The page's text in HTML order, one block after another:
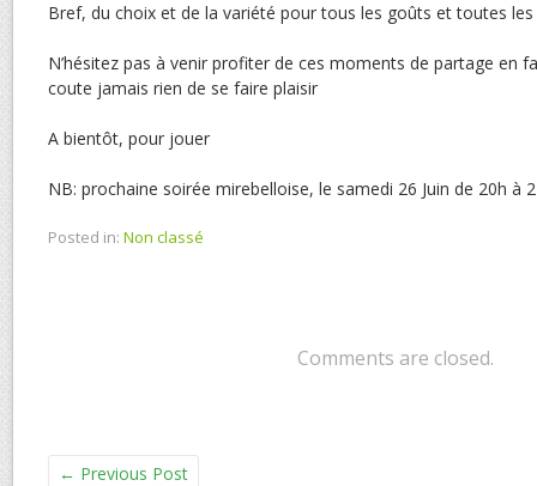
Bref, du choix et de la variété pour tous les goûts et toutes
N’hésitez pas à venir profiter de ces moments de partage en
coute jamais rien de se faire plaisir
A bientôt, pour jouer
NB: prochaine soirée mirebelloise, le samedi 26 Juin de 20h à
Posted in: Non classé
Comments are closed.
← Previous Post